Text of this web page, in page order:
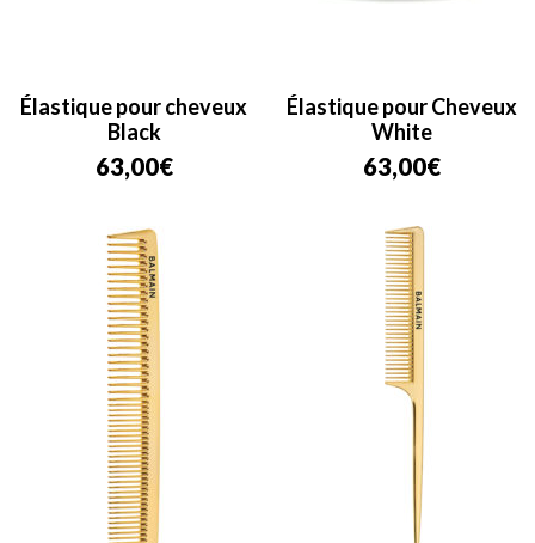
Élastique pour cheveux
Black
63,00€
Élastique pour Cheveux
White
63,00€